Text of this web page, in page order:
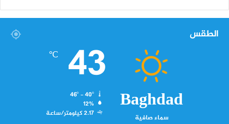
الطقس
Baghdad
سماء صافية
43
℃
12%
2.17 كيلومتر/ساعة